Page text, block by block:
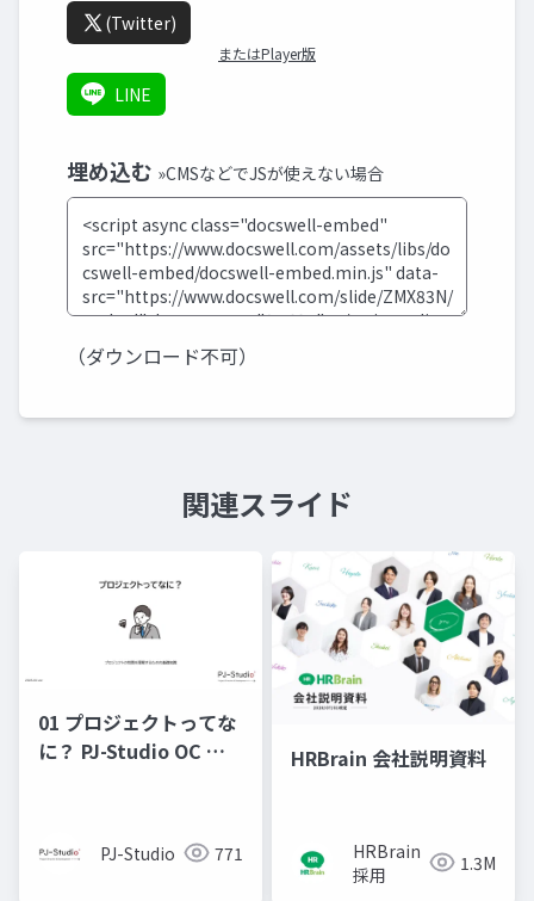
(Twitter)
またはPlayer版
LINE
埋め込む »CMSなどでJSが使えない場合
（ダウンロード不可）
関連スライド
01 プロジェクトってな
に？ PJ-Studio OC 公
PJ-Studio 771
HRBrain 会社説明資料
HRBrain
採用
1.3M